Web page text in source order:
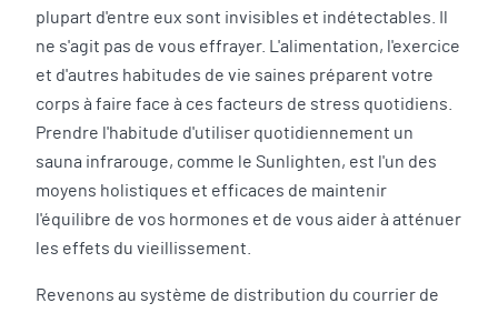
plupart d'entre eux sont invisibles et indétectables. Il
ne s'agit pas de vous effrayer. L'alimentation, l'exercice
et d'autres habitudes de vie saines préparent votre
corps à faire face à ces facteurs de stress quotidiens.
Prendre l'habitude d'utiliser quotidiennement un
sauna infrarouge, comme le Sunlighten, est l'un des
moyens holistiques et efficaces de maintenir
l'équilibre de vos hormones et de vous aider à atténuer
les effets du vieillissement.
Revenons au système de distribution du courrier de